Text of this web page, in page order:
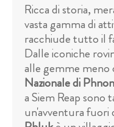
Ricca di storia,
vasta gamma di
racchiude tutto il
Dalle iconiche
alle gemme meno
Nazionale di
a Siem Reap sono
un'avventura fuori